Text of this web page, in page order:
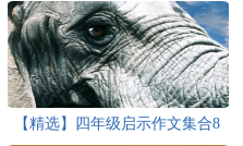
【精选】四年级启示作文集合8